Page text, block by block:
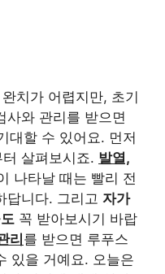
치가 어렵지만, 초기
사와 관리를 받으면
대할 수 있어요. 먼저
살펴보시죠. 발열,
나타날 때는 빨리 전
답니다. 그리고 자가
꼭 받아보시기 바랍
리 를 받으면 루푸스
있을 거예요. 오늘은